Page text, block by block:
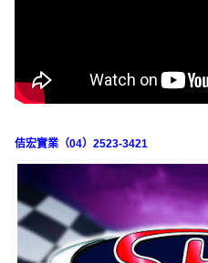
佶宏實業（04）2523-3421